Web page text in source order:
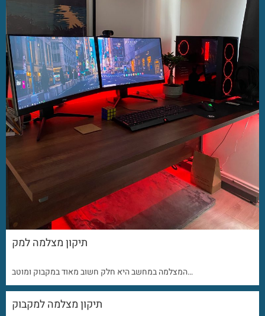
תיקון מצלמה למק
המצלמה במחשב היא חלק חשוב מאוד במקבוק ומוטב…
תיקון מצלמה למקבוק